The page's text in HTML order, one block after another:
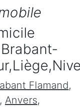
Flamand,
, Anvers,